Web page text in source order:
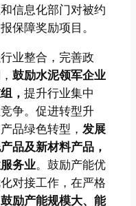
信息化部门对被约
保障奖励项目。
业整合，完善政
鼓励水泥领军企业
，提升行业集中
争。促进转型升
品绿色转型，发展
品及新材料产品，
务业。鼓励产能优
对接工作，在严格
鼓励产能规模大、能